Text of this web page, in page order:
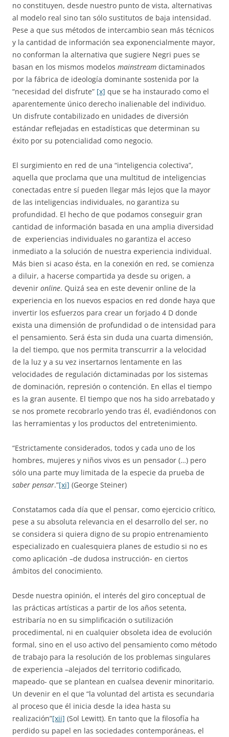
no constituyen, desde nuestro punto de vista, alternativas
al modelo real sino tan sólo sustitutos de baja intensidad.
Pese a que sus métodos de intercambio sean más técnicos
y la cantidad de información sea exponencialmente mayor,
no conforman la alternativa que sugiere Negri pues se
basan en los mismos modelos mainstream dictaminados
por la fábrica de ideología dominante sostenida por la
“necesidad del disfrute” [x] que se ha instaurado como el
aparentemente único derecho inalienable del individuo.
Un disfrute contabilizado en unidades de diversión
estándar reflejadas en estadísticas que determinan su
éxito por su potencialidad como negocio.
El surgimiento en red de una “inteligencia colectiva”,
aquella que proclama que una multitud de inteligencias
conectadas entre sí pueden llegar más lejos que la mayor
de las inteligencias individuales, no garantiza su
profundidad. El hecho de que podamos conseguir gran
cantidad de información basada en una amplia diversidad
de experiencias individuales no garantiza el acceso
inmediato a la solución de nuestra experiencia individual.
Más bien si acaso ésta, en la conexión en red, se comienza
a diluir, a hacerse compartida ya desde su origen, a
devenir online. Quizá sea en este devenir online de la
experiencia en los nuevos espacios en red donde haya que
invertir los esfuerzos para crear un forjado 4 D donde
exista una dimensión de profundidad o de intensidad para
el pensamiento. Será ésta sin duda una cuarta dimensión,
la del tiempo, que nos permita transcurrir a la velocidad
de la luz y a su vez insertarnos lentamente en las
velocidades de regulación dictaminadas por los sistemas
de dominación, represión o contención. En ellas el tiempo
es la gran ausente. El tiempo que nos ha sido arrebatado y
se nos promete recobrarlo yendo tras él, evadiéndonos con
las herramientas y los productos del entretenimiento.
“Estrictamente considerados, todos y cada uno de los
hombres, mujeres y niños vivos es un pensador (…) pero
sólo una parte muy limitada de la especie da prueba de
saber pensar.”[xi] (George Steiner)
Constatamos cada día que el pensar, como ejercicio crítico,
pese a su absoluta relevancia en el desarrollo del ser, no
se considera si quiera digno de su propio entrenamiento
especializado en cualesquiera planes de estudio si no es
como aplicación –de dudosa instrucción- en ciertos
ámbitos del conocimiento.
Desde nuestra opinión, el interés del giro conceptual de
las prácticas artísticas a partir de los años setenta,
estribaría no en su simplificación o sutilización
procedimental, ni en cualquier obsoleta idea de evolución
formal, sino en el uso activo del pensamiento como método
de trabajo para la resolución de los problemas singulares
de experiencia –alejados del territorio codificado,
mapeado- que se plantean en cualsea devenir minoritario.
Un devenir en el que “la voluntad del artista es secundaria
al proceso que él inicia desde la idea hasta su
realización”[xii] (Sol Lewitt). En tanto que la filosofía ha
perdido su papel en las sociedades contemporáneas, el